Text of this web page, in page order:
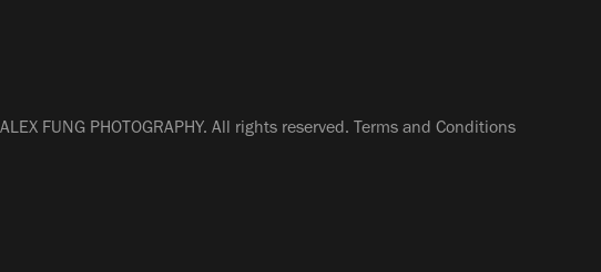
FUNG PHOTOGRAPHY. All rights reserved. Terms and Conditions